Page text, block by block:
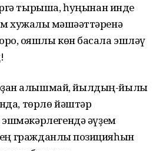
тырыша, һуңынан инде
хужалыҡ мәшәҡәттәренә
ҡояшлы көн баҡсала эшләү
ҡалышмай, йылдың-йылы
төрлө йәштәр
әүҙем
гражданлыҡ позицияһын